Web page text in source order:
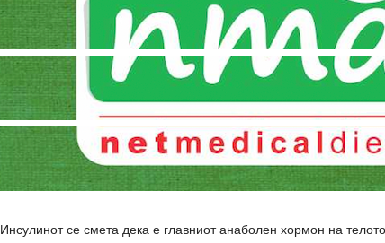
Инсулинот се смета дека е главниот анаболен хормон на